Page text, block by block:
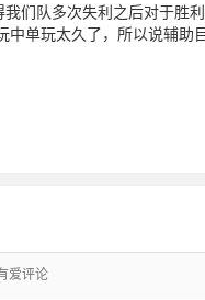
们队多次失利之后对于胜
中单玩太久了，所以说辅